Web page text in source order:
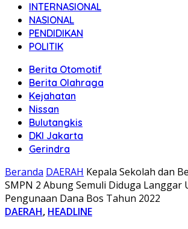
INTERNASIONAL
NASIONAL
PENDIDIKAN
POLITIK
Berita Otomotif
Berita Olahraga
Kejahatan
Nissan
Bulutangkis
DKI Jakarta
Gerindra
Beranda DAERAH Kepala Sekolah dan
SMPN 2 Abung Semuli Diduga Langgar
Pengunaan Dana Bos Tahun 2022
DAERAH, HEADLINE